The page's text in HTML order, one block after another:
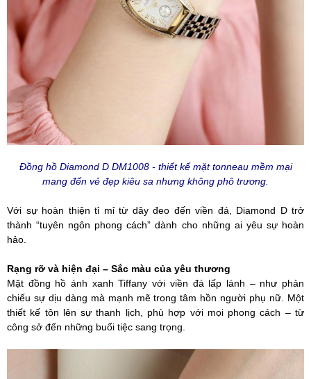
Đồng hồ Diamond D DM1008 - thiết kế mặt tonneau mềm mại
mang đến vẻ đẹp kiêu sa nhưng không phô trương.
Với sự hoàn thiện tỉ mỉ từ dây đeo đến viền đá, Diamond D trở
thành “tuyên ngôn phong cách” dành cho những ai yêu sự hoàn
hảo.
Rạng rỡ và hiện đại – Sắc màu của yêu thương
Mặt đồng hồ ánh xanh Tiffany với viền đá lấp lánh – như phản
chiếu sự dịu dàng mà mạnh mẽ trong tâm hồn người phụ nữ. Một
thiết kế tôn lên sự thanh lịch, phù hợp với mọi phong cách – từ
công sở đến những buổi tiệc sang trọng.